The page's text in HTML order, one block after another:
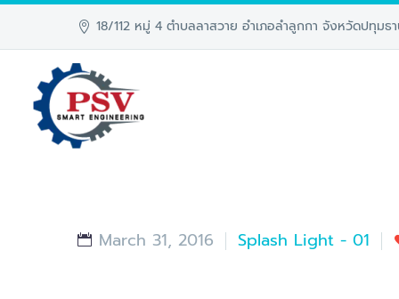
18/112 หมู่ 4 ตำบลลาสวาย อำเภอลำลูกกา จังหวัดปทุมธา
March 31, 2016 Splash Light - 01